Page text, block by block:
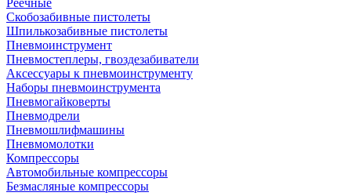
Реечные
Скобозабивные пистолеты
Шпилькозабивные пистолеты
Пневмоинструмент
Пневмостеплеры, гвоздезабиватели
Аксессуары к пневмоинструменту
Наборы пневмоинструмента
Пневмогайковерты
Пневмодрели
Пневмошлифмашины
Пневмомолотки
Компрессоры
Автомобильные компрессоры
Безмасляные компрессоры